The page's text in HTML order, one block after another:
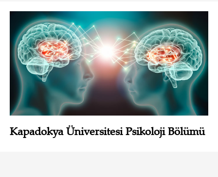
Kapadokya Üniversitesi Psikoloji Bölümü